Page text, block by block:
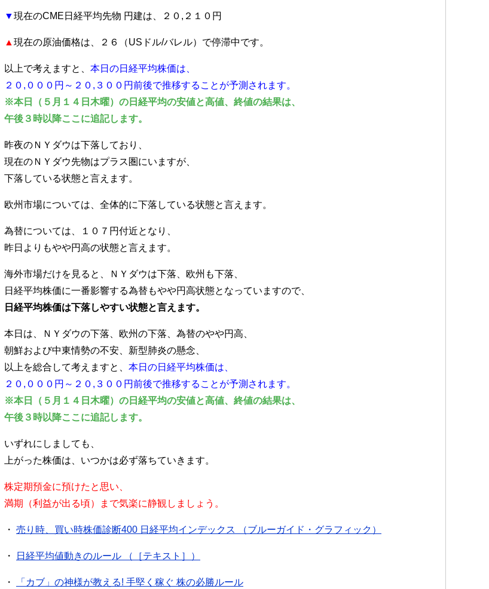
▼現在のCME日経平均先物 円建は、２０,２１０円
▲ 現在の原油価格は、２６（USドル/バレル）で停滞中です。
以上で考えますと、 本日の日経平均株価は、
２０,０００円～２０,３００円前後で推移することが予測されます。
※本日（５月１４日木曜）の日経平均の安値と高値、終値の結果は、
午後３時以降ここに追記します。
昨夜のＮＹダウは下落しており、
現在のＮＹダウ先物はプラス圏にいますが、
下落している状態と言えます。
欧州市場については、全体的に下落している状態と言えます。
為替については、１０７円付近となり、
昨日よりもやや円高の状態と言えます。
海外市場だけを見ると、ＮＹダウは下落、欧州も下落、
日経平均株価に一番影響する為替もやや円高状態となっていますので、
日経平均株価は下落しやすい状態と言えます。
本日は、ＮＹダウの下落、欧州の下落、為替のやや円高、
朝鮮および中東情勢の不安、新型肺炎の懸念、
以上を総合して考えますと、 本日の日経平均株価は、
２０,０００円～２０,３００円前後で推移することが予測されます。
※本日（５月１４日木曜）の日経平均の安値と高値、終値の結果は、
午後３時以降ここに追記します。
いずれにしましても、
上がった株価は、いつかは必ず落ちていきます。
株定期預金に預けたと思い、
満期（利益が出る頃）まで気楽に静観しましょう。
・ 売り時、買い時株価診断400 日経平均インデックス （ブルーガイド・グラフィック）
・ 日経平均値動きのルール （［テキスト］）
・ 「カブ」の神様が教える! 手堅く稼ぐ 株の必勝ルール